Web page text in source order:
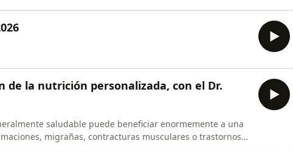
de la nutrición personalizada, con el Dr.
saludable puede beneficiar enormemente a una
migrañas, contracturas musculares o trastornos